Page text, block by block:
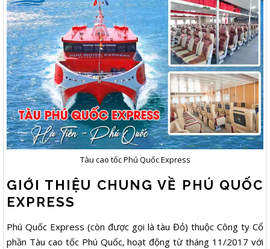
Tàu cao tốc Phú Quốc Express
GIỚI THIỆU CHUNG VỀ PHÚ QUỐC
EXPRESS
Phú Quốc Express (còn được gọi là tàu Đỏ) thuộc Công ty Cổ
phần Tàu cao tốc Phú Quốc, hoạt động từ tháng 11/2017 với